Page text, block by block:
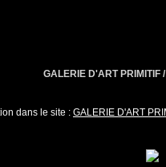
GALERIE D'ART PRIMITIF
dans le site : GALERIE D'ART